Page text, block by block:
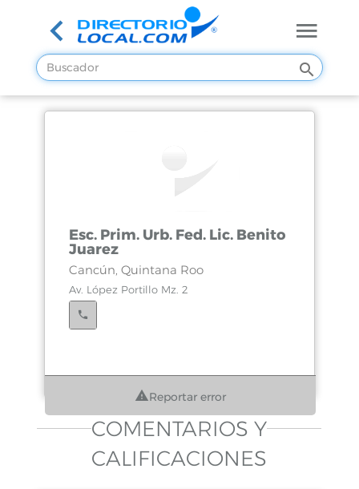
Esc. Prim. Urb. Fed. Lic. Benito
Juarez
Cancún, Quintana Roo
Av. López Portillo Mz. 2
Reportar error
COMENTARIOS Y
CALIFICACIONES